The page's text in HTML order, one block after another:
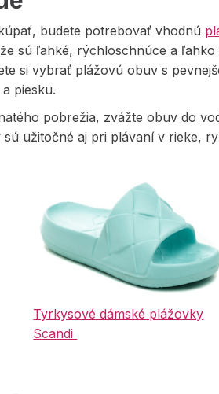
budete potrebovať vhodnú
sú ľahké, rýchloschnúce a ľahko
si vybrať plážovú obuv s
piesku.
pobrežia, zvážte obuv do
užitočné aj pri plávaní v rieke,
Tyrkysové dámské plážovky
Scandi